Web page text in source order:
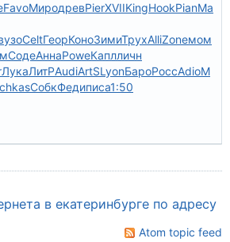
FavoМиродревPierXVIIKingHookPianМа
CeltГеорКоноЗимиТрухAlliZoneмом
СодеАннаPoweКаплличн
ЛукаЛитРAudiArtSLyonБароРоссAdioМ
СобкФедиписа1:50
в екатеринбурге по адресу
Atom topic feed